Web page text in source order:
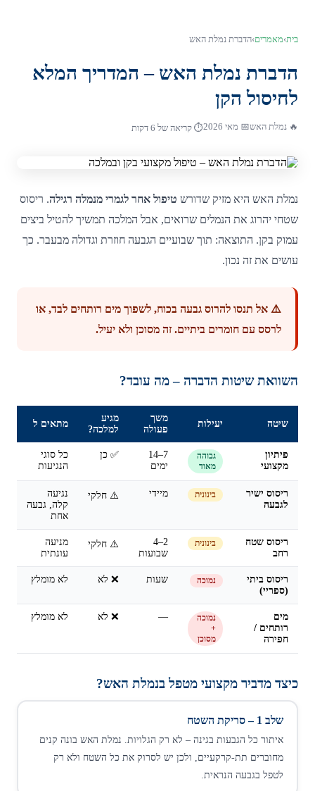
בית›מאמרים›הדברת נמלת האש
הדברת נמלת האש – המדריך המלא
לחיסול הקן
🔥 נמלת האש📅 מאי 2026 ⏱️ קריאה של 6 דקות
נמלת האש היא מזיק שדורש טיפול אחר לגמרי מנמלה רגילה. ריסוס
שטחי יהרוג את הנמלים שרואים, אבל המלכה תמשיך להטיל ביצים
עמוק בקן. התוצאה: תוך שבועיים הגבעה חוזרת וגדולה מבעבר. כך
עושים את זה נכון.
⚠️ אל תנסו להרוס גבעה בכוח, לשפוך מים רותחים לבד, או
לרסס עם חומרים ביתיים. זה מסוכן ולא יעיל.
השוואת שיטות הדברה – מה עובד?
שיטה יעילות
משך
פעולה
מגיע
למלכה?
מתאים ל
פיתיון
מקצועי
גבוהה
מאוד
7–14
ימים
✅ כן
כל סוגי
הנגיעות
ריסוס ישיר
לגבעה
בינונית מיידי ⚠️ חלקי
נגיעה
קלה, גבעה
אחת
ריסוס שטח
רחב
בינונית
2–4
שבועות
⚠️ חלקי
מניעה
עונתית
ריסוס ביתי
(ספריי)
נמוכה שעות ❌ לא לא מומלץ
מים
רותחים /
חפירה
נמוכה
+
מסוכן
— ❌ לא לא מומלץ
כיצד מדביר מקצועי מטפל בנמלת האש?
שלב 1 – סריקת השטח
איתור כל הגבעות בגינה – לא רק הגלויות. נמלת האש בונה קנים
מחוברים תת-קרקעיים, ולכן יש לסרוק את כל השטח ולא רק
לטפל בגבעה הנראית.